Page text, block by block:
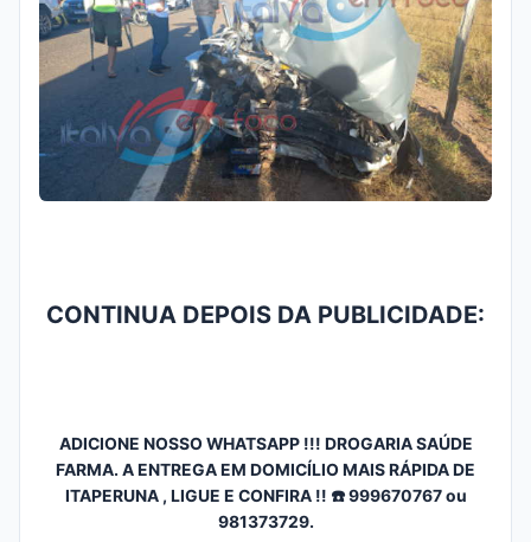
CONTINUA DEPOIS DA PUBLICIDADE:
ADICIONE NOSSO WHATSAPP !!! DROGARIA SAÚDE
FARMA. A ENTREGA EM DOMICÍLIO MAIS RÁPIDA DE
ITAPERUNA , LIGUE E CONFIRA !! ☎️ 999670767 ou
981373729.